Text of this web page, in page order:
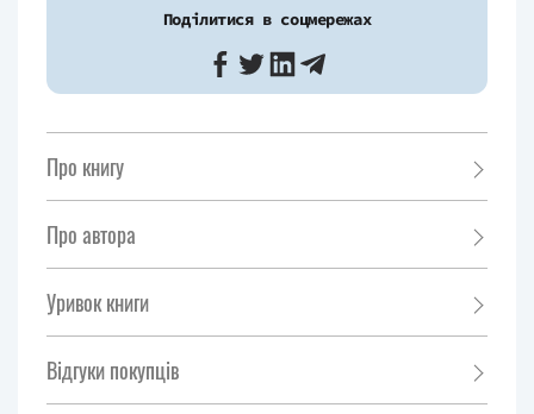
Поділитися в соцмережах
Про книгу
Про автора
Уривок книги
Відгуки покупців